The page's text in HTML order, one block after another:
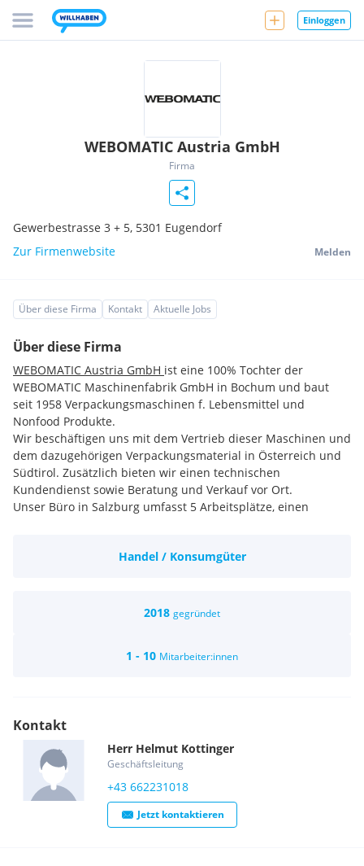
Einloggen
WEBOMATIC Austria GmbH
Firma
Gewerbestrasse 3 + 5, 5301 Eugendorf
Zur Firmenwebsite
Melden
Über diese Firma Kontakt Aktuelle Jobs
Über diese Firma
WEBOMATIC Austria GmbH ist eine 100% Tochter der
WEBOMATIC Maschinenfabrik GmbH in Bochum und baut
seit 1958 Verpackungsmaschinen f. Lebensmittel und
Nonfood Produkte.
Wir beschäftigen uns mit dem Vertrieb dieser Maschinen und
dem dazugehörigen Verpackungsmaterial in Österreich und
Südtirol. Zusätzlich bieten wir einen technischen
Kundendienst sowie Beratung und Verkauf vor Ort.
Unser Büro in Salzburg umfasst 5 Arbeitsplätze, einen
Handel / Konsumgüter
2018 gegründet
1 - 10 Mitarbeiter:innen
Kontakt
Herr Helmut Kottinger
Geschäftsleitung
+43 662231018
Jetzt kontaktieren